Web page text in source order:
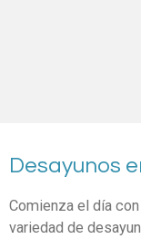
Desayunos
Comienza el día
variedad de